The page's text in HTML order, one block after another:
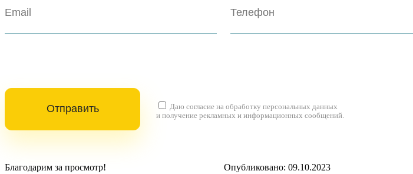
Даю согласие на обработку персональных данных
и получение рекламных и информационных сообщений.
Благодарим за просмотр! Опубликовано: 09.10.2023